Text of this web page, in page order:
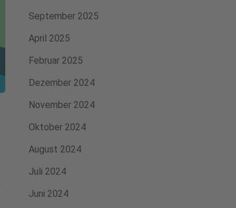
September 2025
April 2025
Februar 2025
Dezember 2024
November 2024
Oktober 2024
August 2024
Juli 2024
Juni 2024